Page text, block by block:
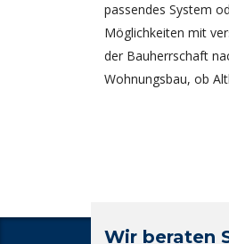
passendes System
Möglichkeiten mit
der Bauherrschaft
Wohnungsbau, ob
Wir beraten